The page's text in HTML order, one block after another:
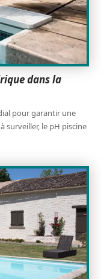
dans la
pour garantir une
surveiller, le pH piscine